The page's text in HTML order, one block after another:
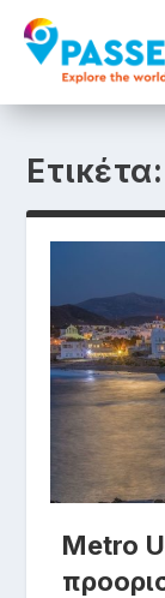
Ετικέτα:
Metro